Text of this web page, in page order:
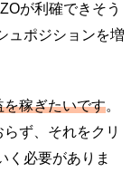
が利確できそう
ュポジションを増
稼ぎたいです。
ず、それをクリ
く必要がありま